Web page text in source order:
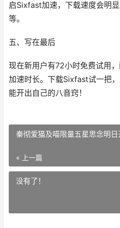
启Sixfast加速，下载速度会明
等。
五、写在最后
现在新用户有72小时免费试用
加速时长。下载Sixfast试一把
能开出自己的八音窍！
秦彻爱猫及喵限量五星思念明日
« 上一篇
没有了！